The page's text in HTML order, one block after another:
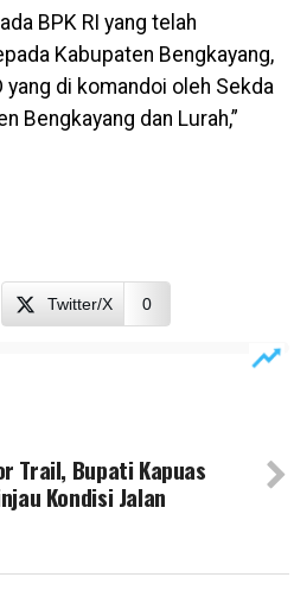
BPK RI yang telah
Kabupaten Bengkayang,
yang di komandoi oleh Sekda
Bengkayang dan Lurah,”
Twitter/X 0
Trail, Bupati Kapuas
Kondisi Jalan